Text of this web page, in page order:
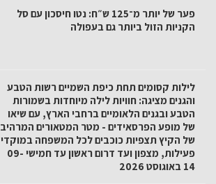
פער של יותר מ־125 ש״ח: נטו חיסכון עם סל
הקניות הזול ביותר גם בעפולה
לילות קסומים תחת כיפת השמיים רשות הטבע
והגנים מציגה: חוויות לילה מיוחדות בשמורות
הטבע ובגנים הלאומיים ברחבי הארץ, עם שיאו
של מופע הפרסאידים - מטר המטאורים המרהיב
של הקיץ תצפיות כוכבים לכל המשפחה במוקדי
פעילות, מצפון ועד דרום ראשון עד חמישי 09-
14 באוגוסט 2026